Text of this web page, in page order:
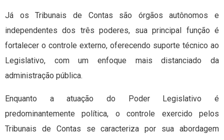
Já os Tribunais de Contas são órgãos autônomos e
independentes dos três poderes, sua principal função é
fortalecer o controle externo, oferecendo suporte técnico ao
Legislativo, com um enfoque mais distanciado da
administração pública.
Enquanto a atuação do Poder Legislativo é
predominantemente política, o controle exercido pelos
Tribunais de Contas se caracteriza por sua abordagem